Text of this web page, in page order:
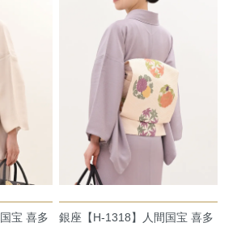
宝 喜多
銀座【H-1318】人間国宝 喜多